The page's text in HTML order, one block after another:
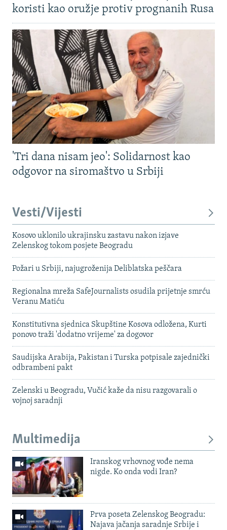
koristi kao oružje protiv prognanih Rusa
'Tri dana nisam jeo': Solidarnost kao
odgovor na siromaštvo u Srbiji
Vesti/Vijesti
Kosovo uklonilo ukrajinsku zastavu nakon izjave
Zelenskog tokom posjete Beogradu
Požari u Srbiji, najugroženija Deliblatska peščara
Regionalna mreža SafeJournalists osudila prijetnje smrću
Veranu Matiću
Konstitutivna sjednica Skupštine Kosova odložena, Kurti
ponovo traži 'dodatno vrijeme' za dogovor
Saudijska Arabija, Pakistan i Turska potpisale zajednički
odbrambeni pakt
Zelenski u Beogradu, Vučić kaže da nisu razgovarali o
vojnoj saradnji
Multimedija
Iranskog vrhovnog vođe nema
nigde. Ko onda vodi Iran?
Prva poseta Zelenskog Beogradu:
Najava jačanja saradnje Srbije i